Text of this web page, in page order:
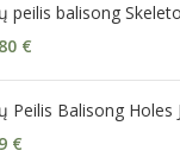
peilis balisong
€
Peilis Balisong Holes
€